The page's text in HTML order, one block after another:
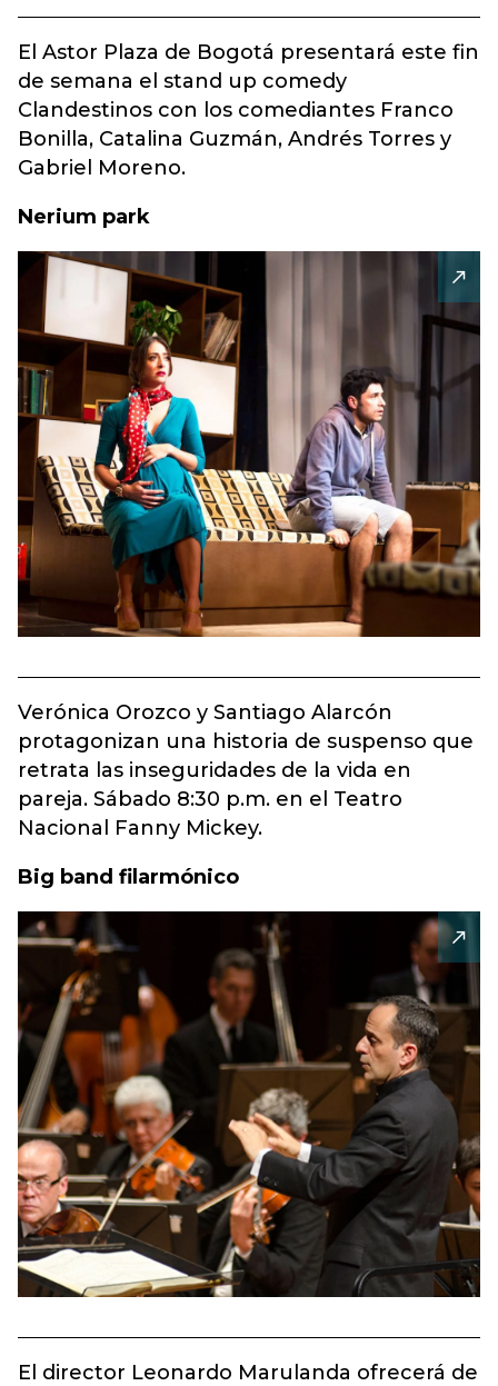
El Astor Plaza de Bogotá presentará este fin
de semana el stand up comedy
Clandestinos con los comediantes Franco
Bonilla, Catalina Guzmán, Andrés Torres y
Gabriel Moreno.
Nerium park
Verónica Orozco y Santiago Alarcón
protagonizan una historia de suspenso que
retrata las inseguridades de la vida en
pareja. Sábado 8:30 p.m. en el Teatro
Nacional Fanny Mickey.
Big band filarmónico
El director Leonardo Marulanda ofrecerá de